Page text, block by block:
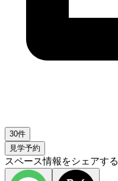
30件
見学予約
スペース情報をシェアする